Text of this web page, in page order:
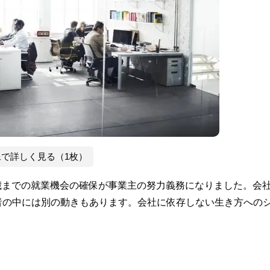
詳しく見る（1枚）
での就業機会の確保が事業主の努力義務になりました。会
中には別の動きもあります。会社に依存しない生き方への